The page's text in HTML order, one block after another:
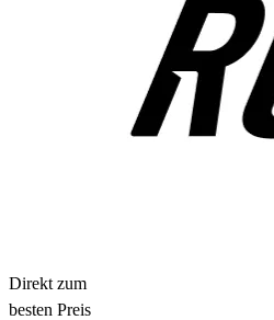
Direkt zum
besten Preis